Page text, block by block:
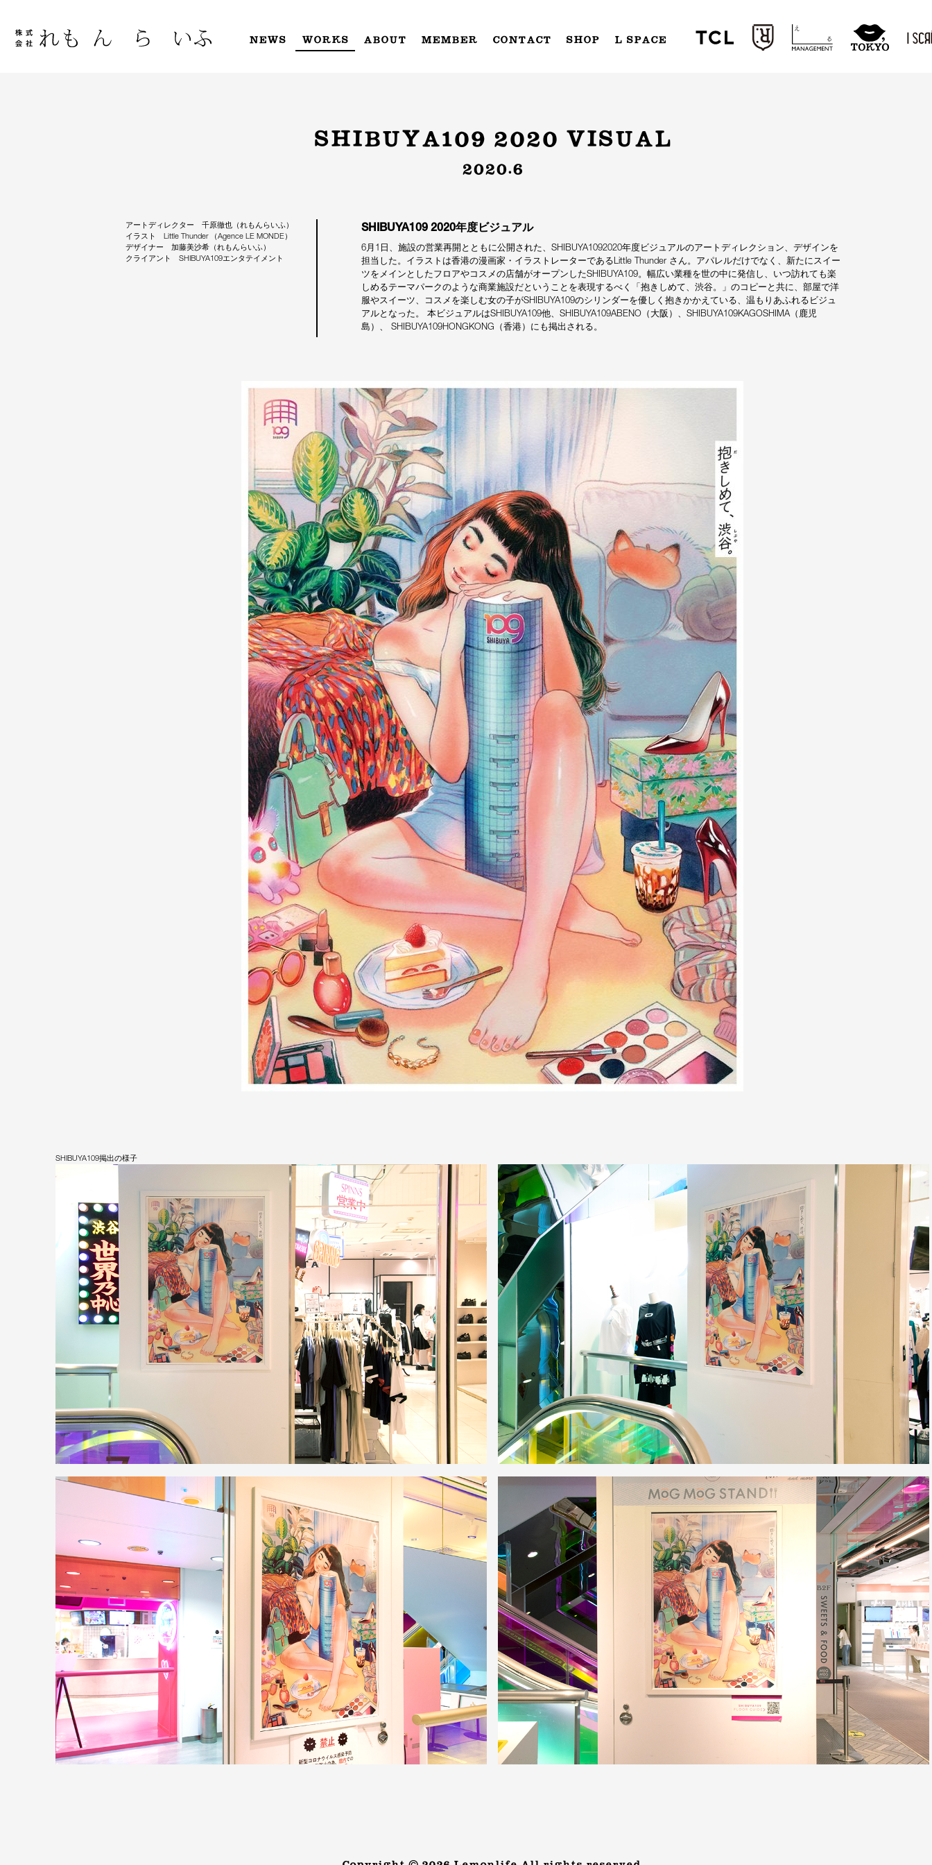
content
NEWS WORKS ABOUT MEMBER CONTACT SHOP L SPACE
SHIBUYA109 2020 VISUAL
2020.6
アートディレクター 千原徹也（れもんらいふ）
イラスト Little Thunder （Agence LE MONDE）
デザイナー 加藤美沙希（れもんらいふ）
クライアント SHIBUYA109エンタテイメント
SHIBUYA109 2020年度ビジュアル
6月1日、施設の営業再開とともに公開された、SHIBUYA1092020年度ビジュアルのアートディレクション、デザインを
担当した。イラストは香港の漫画家・イラストレーターであるLittle Thunder さん。アパレルだけでなく、新たにスイー
ツをメインとしたフロアやコスメの店舗がオープンしたSHIBUYA109。幅広い業種を世の中に発信し、いつ訪れても楽
しめるテーマパークのような商業施設だということを表現するべく「抱きしめて、渋谷。」のコピーと共に、部屋で洋
服やスイーツ、コスメを楽しむ女の子がSHIBUYA109のシリンダーを優しく抱きかかえている、温もりあふれるビジュ
アルとなった。 本ビジュアルはSHIBUYA109他、SHIBUYA109ABENO（大阪）、SHIBUYA109KAGOSHIMA（鹿児
島）、 SHIBUYA109HONGKONG（香港）にも掲出される。
SHIBUYA109掲出の様子